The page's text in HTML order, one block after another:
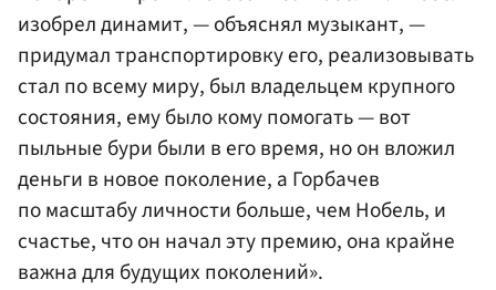
изобрел динамит, — объяснял музыкант, —
придумал транспортировку его, реализовывать
стал по всему миру, был владельцем крупного
состояния, ему было кому помогать — вот
пыльные бури были в его время, но он вложил
деньги в новое поколение, а Горбачев
по масштабу личности больше, чем Нобель, и
счастье, что он начал эту премию, она крайне
важна для будущих поколений».